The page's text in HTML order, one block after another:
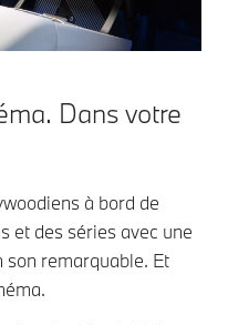
Dans votre
à bord de
et des séries avec une
remarquable. Et